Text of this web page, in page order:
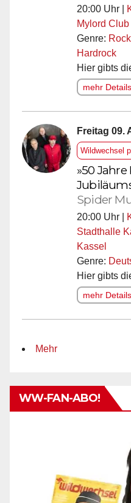
20:00 Uhr |
Mylord
Genre: Rock
Hardrock
Hier gibts
mehr Details
Freitag 09.
Wildwechsel
»50 Jahre
Spider
20:00 Uhr |
Stadthalle
Kassel
Genre:
Hier gibts
mehr Details
Mehr
WW-FAN-ABO!